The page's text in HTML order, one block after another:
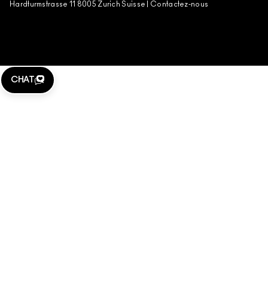
Hardturmstrasse 11 8005 Zurich Suisse | Contactez-nous
CHAT